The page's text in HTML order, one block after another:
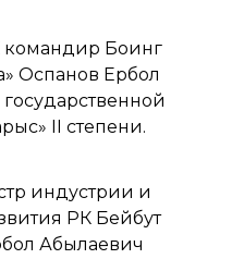
командир Боинг
Оспанов Ербол
ІІ степени.
индустрии и
РК Бейбут
Абылаевич